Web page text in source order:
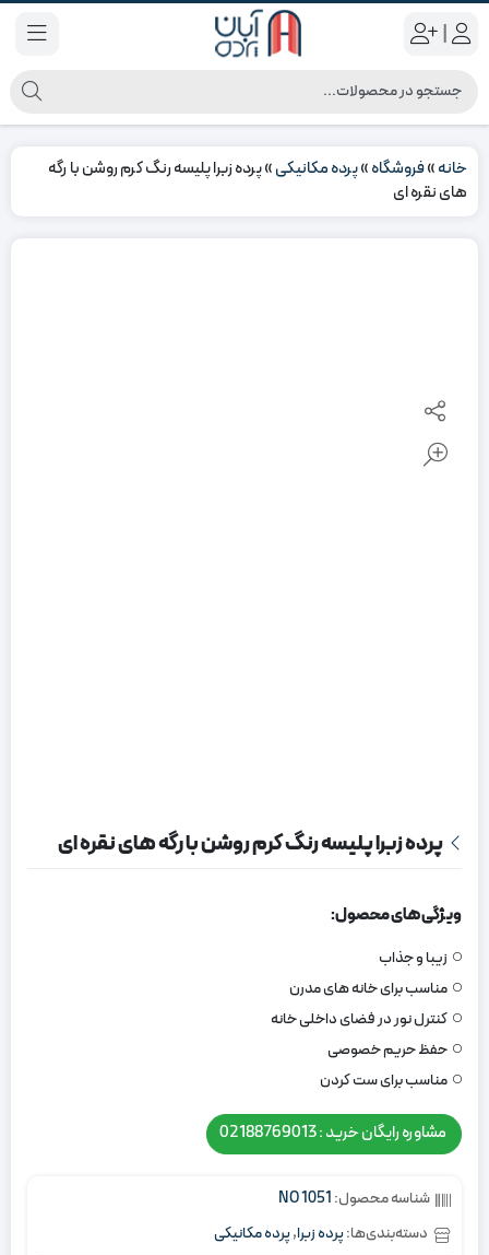
|
خانه»فروشگاه»پرده مکانیکی»پرده زبرا پلیسه رنگ کرم روشن با رگه
های نقره ای
پرده زبرا پلیسه رنگ کرم روشن با رگه های نقره ای
ویژگی های محصول:
زیبا و جذاب
مناسب برای خانه های مدرن
کنترل نور در فضای داخلی خانه
حفظ حریم خصوصی
مناسب برای ست کردن
مشاوره رایگان خرید : 02188769013
شناسه محصول:NO 1051
دسته‌بندی‌ها:پرده زبرا,پرده مکانیکی